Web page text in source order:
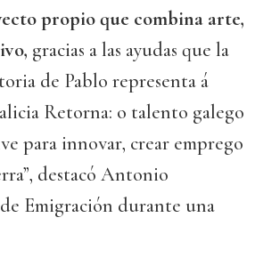
propio que combina arte,
gracias a las ayudas que la
de Pablo representa á
Retorna: o talento galego
para innovar, crear emprego
destacó Antonio
Emigración durante una